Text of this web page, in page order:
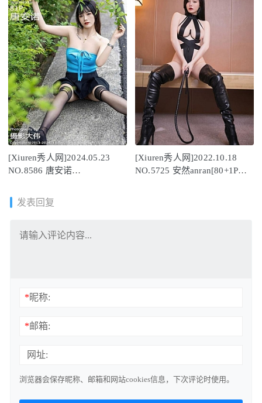
[Xiuren秀人网]2024.05.23
NO.8586 唐安诺
[Xiuren秀人网]2022.10.18
NO.5725 安然anran[80+1P／
发表回复
*昵称:
*邮箱:
网址:
浏览器会保存昵称、邮箱和网站cookies信息，下次评论时使用。